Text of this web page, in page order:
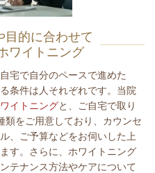
目的に合わせて
ワイトニング
宅で自分のペースで進めた
条件は人それぞれです。当院
イトニングと、ご自宅で取り
類をご用意しており、カウンセ
、ご予算などをお伺いした上
す。さらに、ホワイトニング
テナンス方法やケアについて